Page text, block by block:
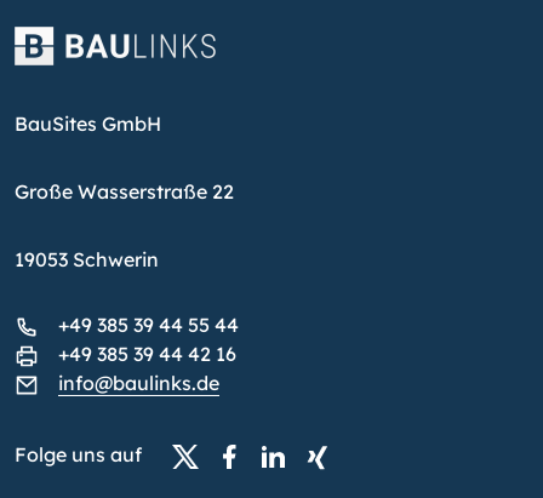
BauSites GmbH
Große Wasserstraße 22
19053 Schwerin
+49 385 39 44 55 44
+49 385 39 44 42 16
info@baulinks.de
Folge uns auf